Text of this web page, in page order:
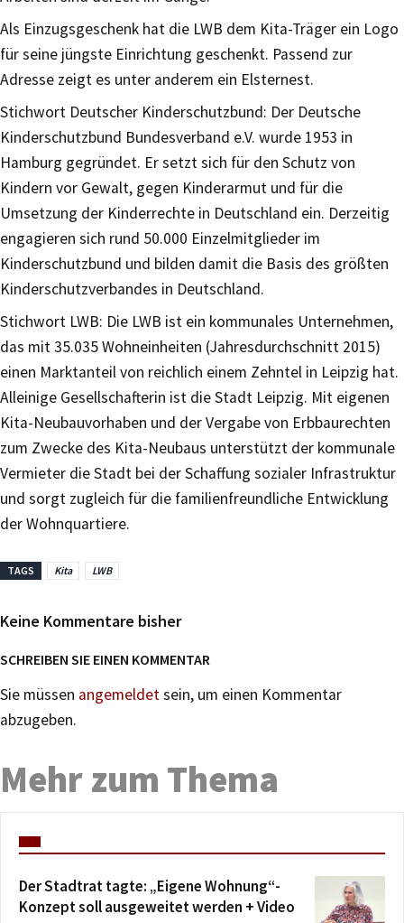
Als Einzugsgeschenk hat die LWB dem Kita-Träger ein Logo
für seine jüngste Einrichtung ge­schenkt. Passend zur
Adresse zeigt es unter anderem ein Elsternest.
Stichwort Deutscher Kinderschutzbund: Der Deutsche
Kinderschutzbund Bundesverband e.V. wurde 1953 in
Hamburg gegründet. Er setzt sich für den Schutz von
Kindern vor Gewalt, gegen Kinderarmut und für die
Umsetzung der Kinderrechte in Deutschland ein. Derzeitig
engagieren sich rund 50.000 Einzelmitglieder im
Kinderschutzbund und bilden damit die Basis des größten
Kinder­schutzverbandes in Deutschland.
Stichwort LWB: Die LWB ist ein kommunales Unternehmen,
das mit 35.035 Wohneinheiten (Jah­resdurchschnitt 2015)
einen Marktanteil von reichlich einem Zehntel in Leipzig hat.
Alleinige Ge­sellschafterin ist die Stadt Leipzig. Mit eigenen
Kita-Neubauvorhaben und der Vergabe von Erb­baurechten
zum Zwecke des Kita-Neubaus unterstützt der kommunale
Vermieter die Stadt bei der Schaffung sozialer Infrastruktur
und sorgt zugleich für die familienfreundliche Entwicklung
der Wohnquartiere.
TAGS Kita LWB
Keine Kommentare bisher
SCHREIBEN SIE EINEN KOMMENTAR
Sie müssen angemeldetsein, um einen Kommentar
abzugeben.
Mehr zum Thema
Der Stadtrat tagte: „Eigene Wohnung“-
Konzept soll ausgeweitet werden + Video